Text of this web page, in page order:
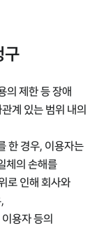
구
의 제한 등 장애
계 있는 범위 내의
한 경우, 이용자는
체의 손해를
로 인해 회사와
용자 등의